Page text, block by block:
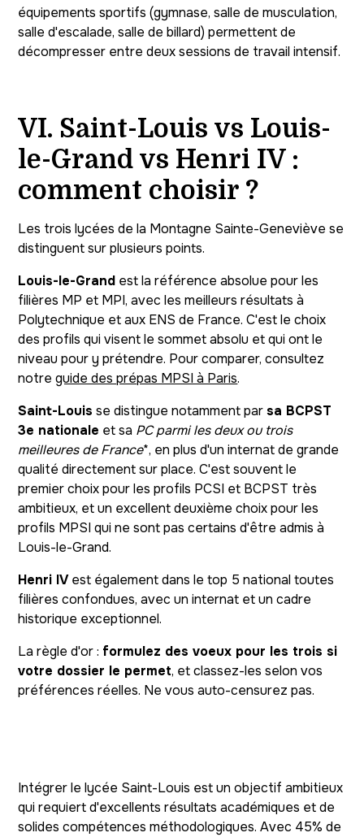
équipements sportifs (gymnase, salle de musculation,
salle d'escalade, salle de billard) permettent de
décompresser entre deux sessions de travail intensif.
VI. Saint-Louis vs Louis-
le-Grand vs Henri IV :
comment choisir ?
Les trois lycées de la Montagne Sainte-Geneviève se
distinguent sur plusieurs points.
Louis-le-Grand est la référence absolue pour les
filières MP et MPI, avec les meilleurs résultats à
Polytechnique et aux ENS de France. C'est le choix
des profils qui visent le sommet absolu et qui ont le
niveau pour y prétendre. Pour comparer, consultez
notreguide des prépas MPSI à Paris.
Saint-Louis se distingue notamment parsa BCPST
3e nationale et sa PC parmi les deux ou trois
meilleures de France*, en plus d'un internat de grande
qualité directement sur place. C'est souvent le
premier choix pour les profils PCSI et BCPST très
ambitieux, et un excellent deuxième choix pour les
profils MPSI qui ne sont pas certains d'être admis à
Louis-le-Grand.
Henri IVest également dans le top 5 national toutes
filières confondues, avec un internat et un cadre
historique exceptionnel.
La règle d'or : formulez des voeux pour les trois si
votre dossier le permet, et classez-les selon vos
préférences réelles. Ne vous auto-censurez pas.
Intégrer le lycée Saint-Louis est un objectif ambitieux
qui requiert d'excellents résultats académiques et de
solides compétences méthodologiques. Avec 45% de